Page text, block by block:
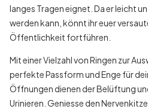
langes Tragen eignet. Da er leicht
werden kann, könnt ihr euer
Öffentlichkeit fortführen.
Mit einer Vielzahl von Ringen zur
perfekte Passform und Enge für
Öffnungen dienen der Belüftung
Urinieren. Geniesse den